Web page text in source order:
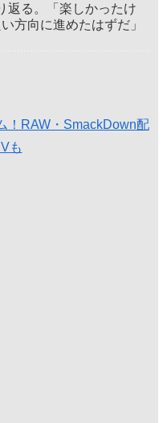
返る。「楽しかったけ
方向に進めたはずだ」
！RAW・SmackDown配
も